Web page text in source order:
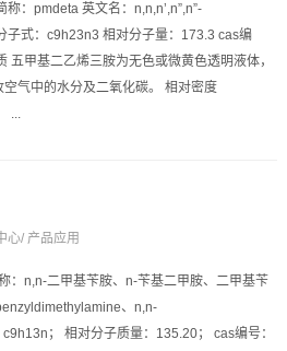
：pmdeta 英文名：n,n,n’,n”,n”-
式：c9h23n3 相对分子量：173.3 cas编
甲基二乙烯三胺为无色或微黄色透明液体，
气中的水分及二氧化碳。 相对密度
...
心/ 产品应用
：n,n-二甲基苄胺、n-苄基二甲胺、二甲基苄
、n,n-
； 相对分子质量：135.20； cas编号：